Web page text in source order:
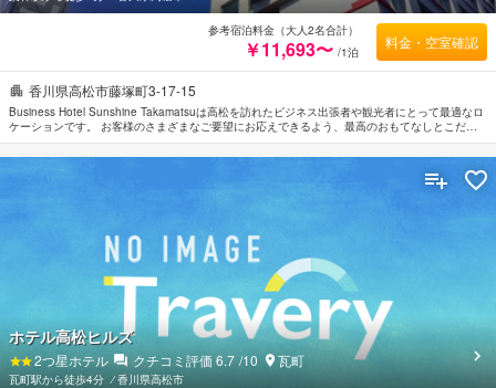
香川県高松市藤塚町3-17-15
Business Hotel Sunshine Takamatsuは高松を訪れたビジネス出張者や観光者にとって最適なロ
ケーションです。 お客様のさまざまなご要望にお応えできるよう、最高のおもてなしとこだわ
り抜いたアメニティを揃えております。 館内では、駐車場, 有料駐車場などの設備・サービスを
多数ご提供しております。 贅沢なインテリアと便利なアメニティを各お部屋に整えておりま
す。 当施設ではさまざまなレクリエーションをご体験いただけます。 Business Hotel Sunshine
Takamatsuのあたたかいおもてなしと心地よい雰囲気で、高松での滞在をより思い出深いものに
参考宿泊料金（大人2名合計）
￥11,693〜 /1泊
料金・空室確認
ホテル高松ヒルズ
2つ星ホテル クチコミ評価6.7 /10 瓦町
瓦町駅から徒歩4分 ⁄香川県高松市